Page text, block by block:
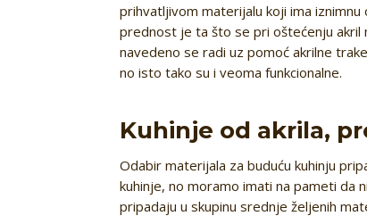
prihvatljivom materijalu koji ima
prednost je ta što se pri oštećenju akril
navedeno se radi uz pomoć akrilne
no isto tako su i veoma funkcionalne.
Kuhinje od akrila,
Odabir materijala za buduću kuhinju
kuhinje, no moramo imati na pameti da
pripadaju u skupinu srednje željenih